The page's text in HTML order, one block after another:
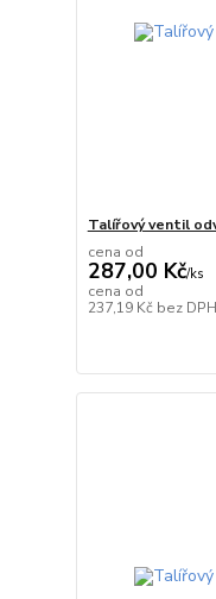
Talířový ventil
cena od
287,00 Kč/ks
cena od
237,19 Kč bez DPH